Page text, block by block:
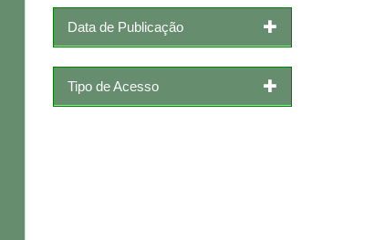
Data de Publicação
Tipo de Acesso